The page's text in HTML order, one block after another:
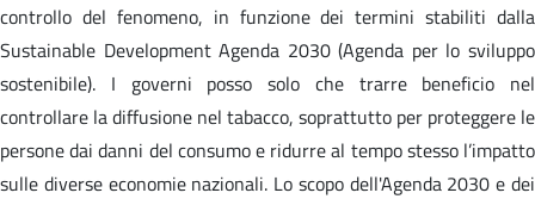
controllo del fenomeno, in funzione dei termini stabiliti dalla
Sustainable Development Agenda 2030 (Agenda per lo sviluppo
sostenibile). I governi posso solo che trarre beneficio nel
controllare la diffusione nel tabacco, soprattutto per proteggere le
persone dai danni del consumo e ridurre al tempo stesso l’impatto
sulle diverse economie nazionali. Lo scopo dell'Agenda 2030 e dei